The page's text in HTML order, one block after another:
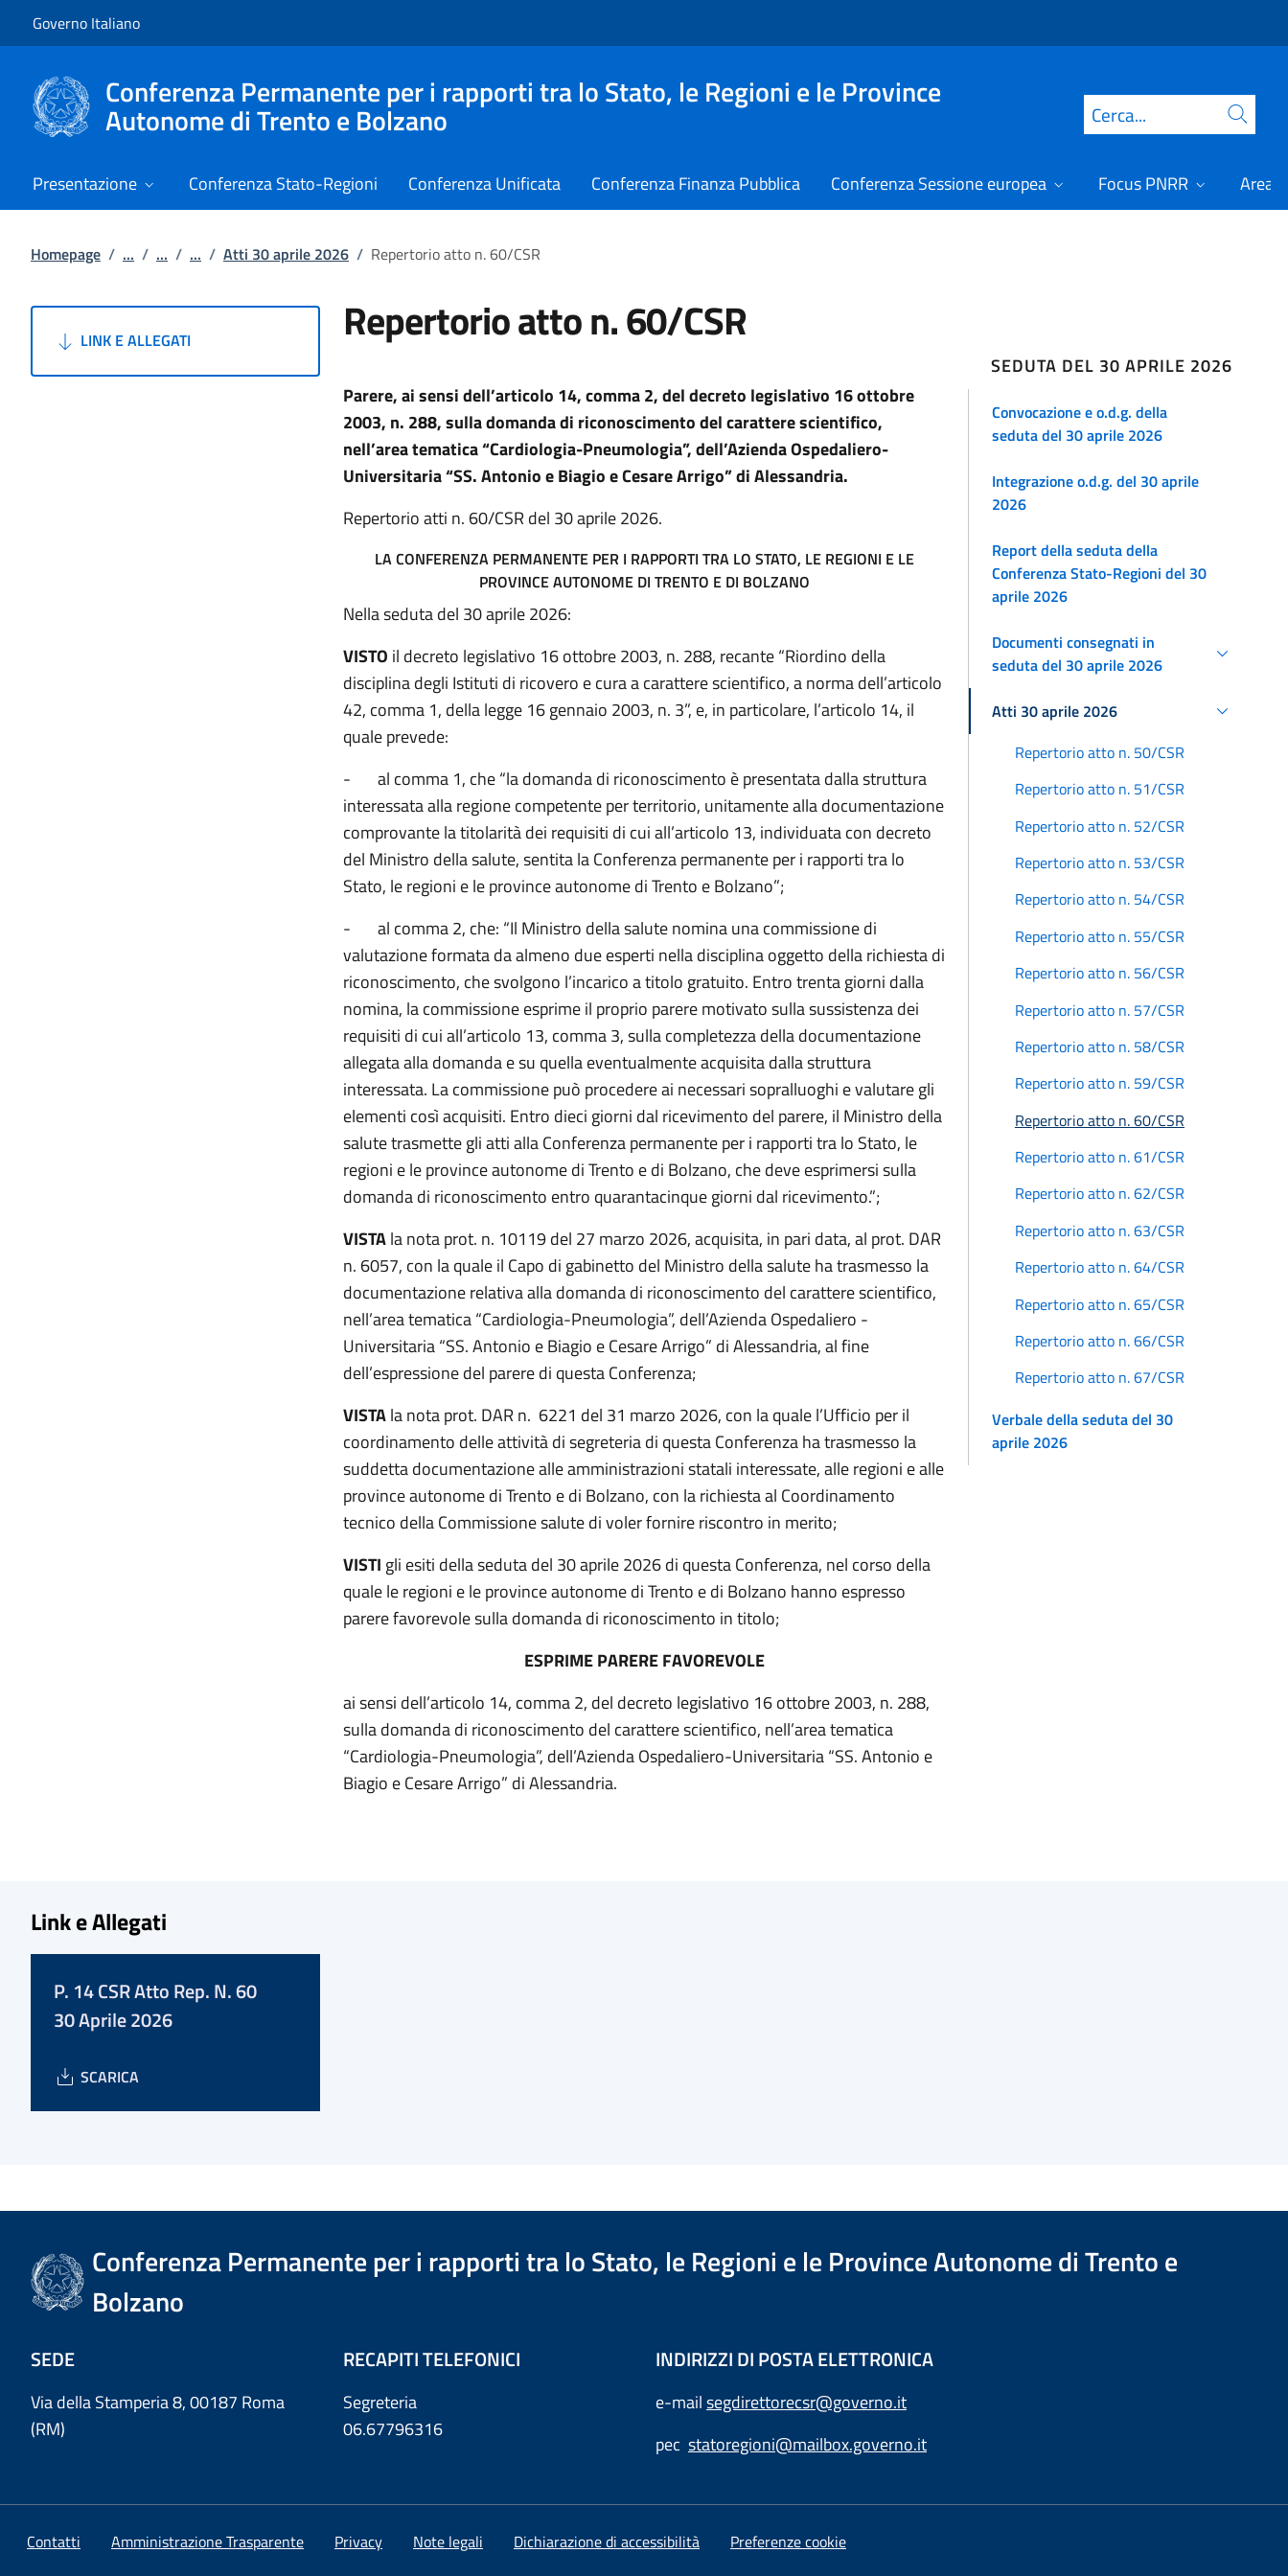
Governo Italiano
Conferenza Permanente per i rapporti tra lo Stato, le Regioni e le Province
Autonome di Trento e Bolzano Cerca
Presentazione Conferenza Stato-Regioni Conferenza Unificata Conferenza Finanza Pubblica Conferenza Sessione europea Focus PNRR Area
Homepage / ... / ... / ... / Atti 30 aprile 2026 / Repertorio atto n. 60/CSR
LINK E ALLEGATI Repertorio atto n. 60/CSR
Parere, ai sensi dell’articolo 14, comma 2, del decreto legislativo 16 ottobre
2003, n. 288, sulla domanda di riconoscimento del carattere scientifico,
nell’area tematica “Cardiologia-Pneumologia”, dell’Azienda Ospedaliero-
Universitaria “SS. Antonio e Biagio e Cesare Arrigo” di Alessandria.
Repertorio atti n. 60/CSR del 30 aprile 2026.
LA CONFERENZA PERMANENTE PER I RAPPORTI TRA LO STATO, LE REGIONI E LE
PROVINCE AUTONOME DI TRENTO E DI BOLZANO
Nella seduta del 30 aprile 2026:
VISTO il decreto legislativo 16 ottobre 2003, n. 288, recante “Riordino della
disciplina degli Istituti di ricovero e cura a carattere scientifico, a norma dell’articolo
42, comma 1, della legge 16 gennaio 2003, n. 3”, e, in particolare, l’articolo 14, il
quale prevede:
- al comma 1, che “la domanda di riconoscimento è presentata dalla struttura
interessata alla regione competente per territorio, unitamente alla documentazione
comprovante la titolarità dei requisiti di cui all’articolo 13, individuata con decreto
del Ministro della salute, sentita la Conferenza permanente per i rapporti tra lo
Stato, le regioni e le province autonome di Trento e Bolzano”;
- al comma 2, che: “Il Ministro della salute nomina una commissione di
valutazione formata da almeno due esperti nella disciplina oggetto della richiesta di
riconoscimento, che svolgono l’incarico a titolo gratuito. Entro trenta giorni dalla
nomina, la commissione esprime il proprio parere motivato sulla sussistenza dei
requisiti di cui all’articolo 13, comma 3, sulla completezza della documentazione
allegata alla domanda e su quella eventualmente acquisita dalla struttura
interessata. La commissione può procedere ai necessari sopralluoghi e valutare gli
elementi così acquisiti. Entro dieci giorni dal ricevimento del parere, il Ministro della
salute trasmette gli atti alla Conferenza permanente per i rapporti tra lo Stato, le
regioni e le province autonome di Trento e di Bolzano, che deve esprimersi sulla
domanda di riconoscimento entro quarantacinque giorni dal ricevimento.”;
VISTAla nota prot. n. 10119 del 27 marzo 2026, acquisita, in pari data, al prot. DAR
n. 6057, con la quale il Capo di gabinetto del Ministro della salute ha trasmesso la
documentazione relativa alla domanda di riconoscimento del carattere scientifico,
nell’area tematica “Cardiologia-Pneumologia”, dell’Azienda Ospedaliero -
Universitaria “SS. Antonio e Biagio e Cesare Arrigo” di Alessandria, al fine
dell’espressione del parere di questa Conferenza;
VISTAla nota prot. DAR n. 6221 del 31 marzo 2026, con la quale l’Ufficio per il
coordinamento delle attività di segreteria di questa Conferenza ha trasmesso la
suddetta documentazione alle amministrazioni statali interessate, alle regioni e alle
province autonome di Trento e di Bolzano, con la richiesta al Coordinamento
tecnico della Commissione salute di voler fornire riscontro in merito;
VISTI gli esiti della seduta del 30 aprile 2026 di questa Conferenza, nel corso della
quale le regioni e le province autonome di Trento e di Bolzano hanno espresso
parere favorevole sulla domanda di riconoscimento in titolo;
ESPRIME PARERE FAVOREVOLE
ai sensi dell’articolo 14, comma 2, del decreto legislativo 16 ottobre 2003, n. 288,
sulla domanda di riconoscimento del carattere scientifico, nell’area tematica
“Cardiologia-Pneumologia”, dell’Azienda Ospedaliero-Universitaria “SS. Antonio e
Biagio e Cesare Arrigo” di Alessandria.
SEDUTA DEL 30 APRILE 2026
Convocazione e o.d.g. della
seduta del 30 aprile 2026
Integrazione o.d.g. del 30 aprile
2026
Report della seduta della
Conferenza Stato-Regioni del 30
aprile 2026
Documenti consegnati in
seduta del 30 aprile 2026
Atti 30 aprile 2026
Repertorio atto n. 50/CSR
Repertorio atto n. 51/CSR
Repertorio atto n. 52/CSR
Repertorio atto n. 53/CSR
Repertorio atto n. 54/CSR
Repertorio atto n. 55/CSR
Repertorio atto n. 56/CSR
Repertorio atto n. 57/CSR
Repertorio atto n. 58/CSR
Repertorio atto n. 59/CSR
Repertorio atto n. 60/CSR
Repertorio atto n. 61/CSR
Repertorio atto n. 62/CSR
Repertorio atto n. 63/CSR
Repertorio atto n. 64/CSR
Repertorio atto n. 65/CSR
Repertorio atto n. 66/CSR
Repertorio atto n. 67/CSR
Verbale della seduta del 30
aprile 2026
Link e Allegati
P. 14 CSR Atto Rep. N. 60
30 Aprile 2026
SCARICA
Conferenza Permanente per i rapporti tra lo Stato, le Regioni e le Province Autonome di Trento e
Bolzano
SEDE
Via della Stamperia 8, 00187 Roma
(RM)
RECAPITI TELEFONICI
Segreteria
06.67796316
INDIRIZZI DI POSTA ELETTRONICA
e-mailsegdirettorecsr@governo.it
pec statoregioni@mailbox.governo.it
Contatti Amministrazione Trasparente Privacy Note legali Dichiarazione di accessibilità Preferenze cookie